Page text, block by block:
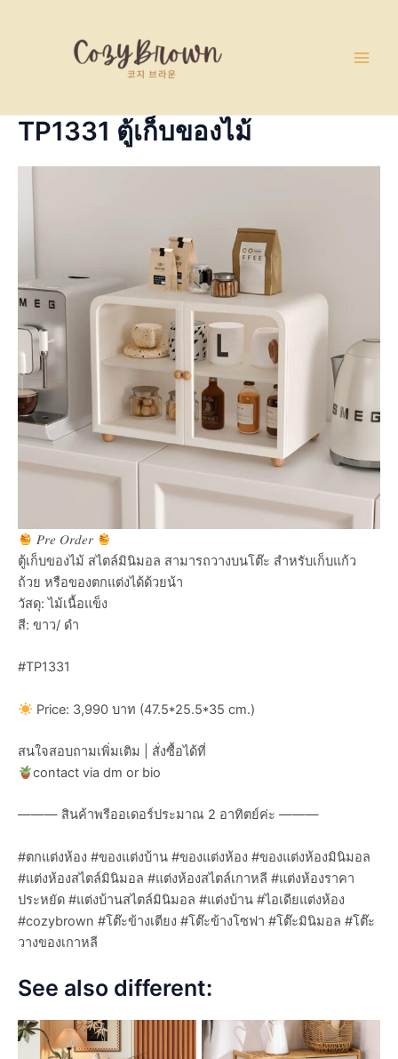
TP1331 ตู้เก็บของไม้
𝑃𝑟𝑒 𝑂𝑟𝑑𝑒𝑟
ตู้เก็บของไม้ สไตล์มินิมอล สามารถวางบนโต๊ะ สำหรับเก็บแก้ว
ถ้วย หรือของตกแต่งได้ด้วยน้า
วัสดุ: ไม้เนื้อแข็ง
สี: ขาว/ ดำ
#TP1331
Price: 3,990 บาท (47.5*25.5*35 cm.)
สนใจสอบถามเพิ่มเติม | สั่งซื้อได้ที่
contact via dm or bio
——— สินค้าพรีออเดอร์ประมาณ 2 อาทิตย์ค่ะ ———
#ตกแต่งห้อง #ของแต่งบ้าน #ของแต่งห้อง #ของแต่งห้องมินิมอล
#แต่งห้องสไตล์มินิมอล #แต่งห้องสไตล์เกาหลี #แต่งห้องราคา
ประหยัด #แต่งบ้านสไตล์มินิมอล #แต่งบ้าน #ไอเดียแต่งห้อง
#cozybrown #โต๊ะข้างเตียง #โต๊ะข้างโซฟา #โต๊ะมินิมอล #โต๊ะ
วางของเกาหลี
See also different: